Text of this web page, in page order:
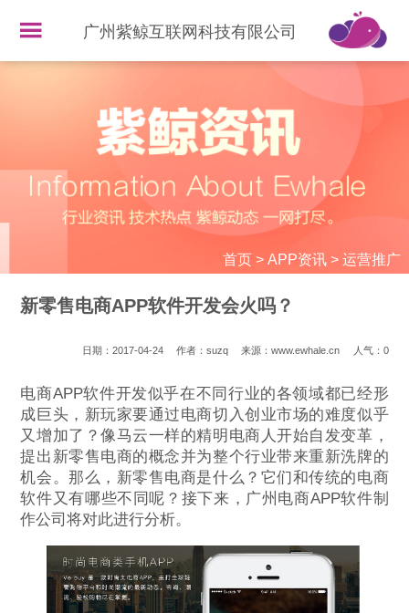
广州紫鲸互联网科技有限公司
首页> APP资讯> 运营推广
新零售电商APP软件开发会火吗？
日期：2017-04-24 作者：suzq 来源：www.ewhale.cn 人气： 0
电商APP软件开发似乎在不同行业的各领域都已经形
成巨头，新玩家要通过电商切入创业市场的难度似乎
又增加了？像马云一样的精明电商人开始自发变革，
提出新零售电商的概念并为整个行业带来重新洗牌的
机会。那么，新零售电商是什么？它们和传统的电商
软件又有哪些不同呢？接下来，广州电商APP软件制
作公司将对此进行分析。